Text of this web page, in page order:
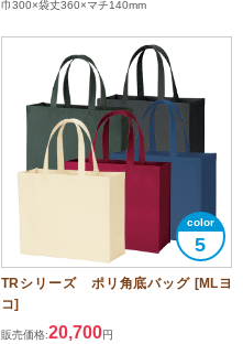
巾300×袋丈360×マチ140mm
5
TRシリーズ ポリ角底バッグ [MLヨ
コ]
販売価格:20,700円